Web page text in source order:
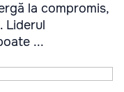
la compromis,
Liderul
...